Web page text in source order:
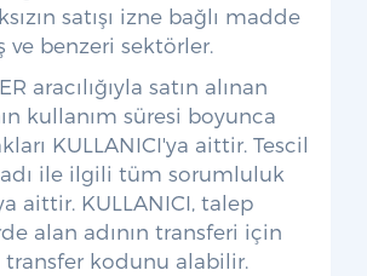
satışı izne bağlı madde
ve benzeri sektörler.
aracılığıyla satın alınan
kullanım süresi boyunca
KULLANICI'ya aittir. Tescil
ile ilgili tüm sorumluluk
aittir. KULLANICI, talep
alan adının transferi için
kodunu alabilir.